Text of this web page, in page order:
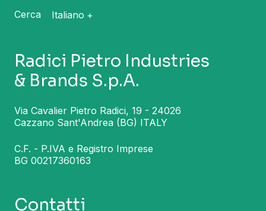
Cerca Italiano
Radici Pietro Industries
& Brands S.p.A.
Via Cavalier Pietro Radici, 19 - 24026
Cazzano Sant'Andrea (BG) ITALY
C.F. - P.IVA e Registro Imprese
BG 00217360163
Contatti